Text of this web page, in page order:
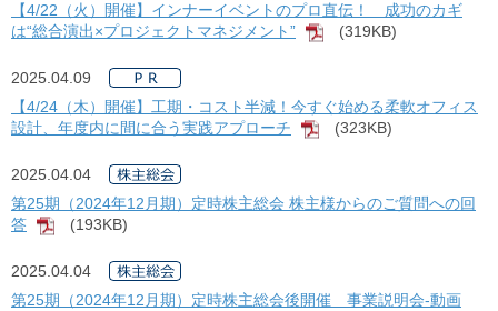
【4/22（火）開催】インナーイベントのプロ直伝！ 成功のカギ
は“総合演出×プロジェクトマネジメント”
[PDF]
(319KB)
2025.04.09
【4/24（木）開催】工期・コスト半減！今すぐ始める柔軟オフィス
設計、年度内に間に合う実践アプローチ
[PDF]
(323KB)
2025.04.04
第25期（2024年12月期）定時株主総会 株主様からのご質問への回
答
[PDF]
(193KB)
2025.04.04
第25期（2024年12月期）定時株主総会後開催 事業説明会-動画